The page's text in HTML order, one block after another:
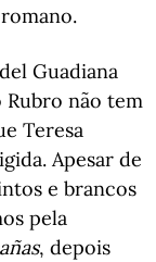
Guadiana
Rubro não tem
Teresa
Apesar de
e brancos
pela
, depois